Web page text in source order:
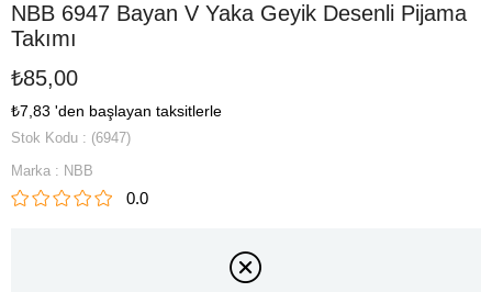
NBB 6947 Bayan V Yaka Geyik Desenli Pijama
Takımı
₺85,00
₺7,83 'den başlayan taksitlerle
Stok Kodu
(6947)
Marka : NBB
0.0